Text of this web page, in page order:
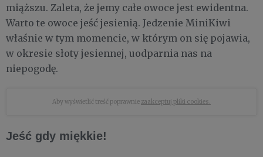
miąższu. Zaleta, że jemy całe owoce jest ewidentna.
Warto te owoce jeść jesienią. Jedzenie MiniKiwi
właśnie w tym momencie, w którym on się pojawia,
w okresie słoty jesiennej, uodparnia nas na
niepogodę.
Aby wyświetlić treść poprawnie zaakceptuj pliki cookies.
Jeść gdy miękkie!